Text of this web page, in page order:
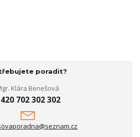
poradit?
Klára Benešová
702 302 302